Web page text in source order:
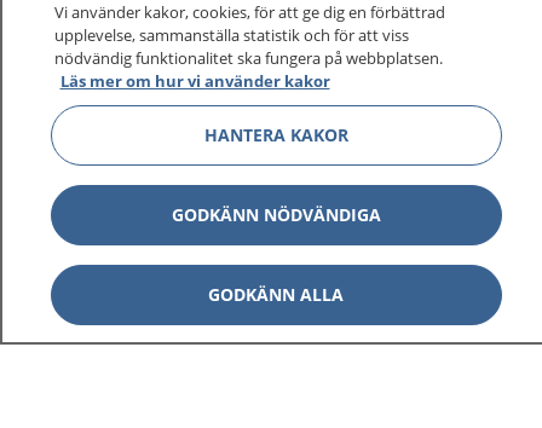
1177–tryggt om din hälsa och vård
På 1177.se får du råd om hälsa och information om
sjukdomar och vilka mottagningar du kan kontakta.
Logga in för att läsa din journal och göra dina
sjukvårdsrådgivning dygnet runt.
1177 ger dig råd när du vill må bättre.
Vi använder kakor, cookies, för att ge dig en förbättrad
upplevelse, sammanställa statistik och för att viss
nödvändig funktionalitet ska fungera på webbplatsen.
Läs mer om hur vi använder kakor
HANTERA KAKOR
GODKÄNN NÖDVÄNDIGA
GODKÄNN ALLA